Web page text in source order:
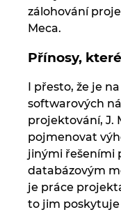
zálohování
Meca.
Přínosy,
I přesto, že je
softwarových
projektování, J.
pojmenovat
jinými řešeními
databázovým
je práce
to jim